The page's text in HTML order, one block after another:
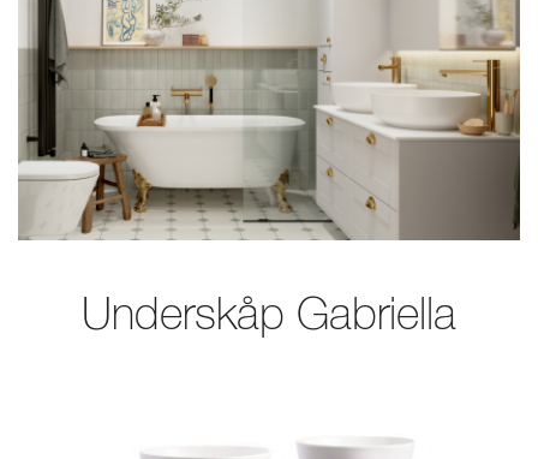
Underskåp Gabriella